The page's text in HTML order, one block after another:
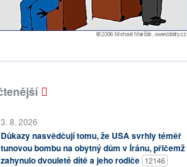
3. 8. 2026
Důkazy nasvědčují tomu, že USA svrhly téměř
tunovou bombu na obytný dům v Íránu, přičemž
zahynulo dvouleté dítě a jeho rodiče 12146